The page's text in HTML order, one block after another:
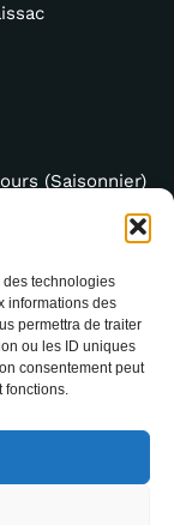
des technologies
informations des
permettra de traiter
ou les ID uniques
consentement peut
fonctions.
(Saisonnier)